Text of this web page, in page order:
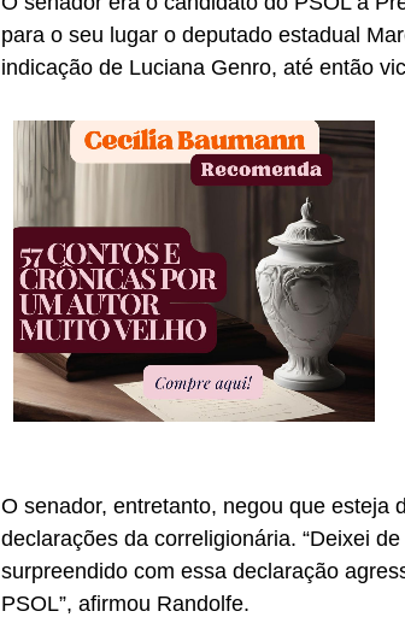
para o seu lugar o deputado estadual
indicação de Luciana Genro, até então
O senador, entretanto, negou que esteja
declarações da correligionária. “Deixei
surpreendido com essa declaração
PSOL”, afirmou Randolfe.